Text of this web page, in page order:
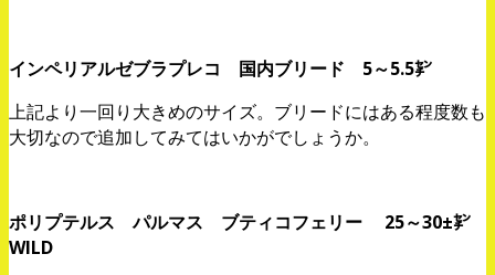
インペリアルゼブラプレコ 国内ブリード 5～5.5㌢
上記より一回り大きめのサイズ。ブリードにはある程度数も
大切なので追加してみてはいかがでしょうか。
ポリプテルス パルマス ブティコフェリー 25～30±㌢
WILD